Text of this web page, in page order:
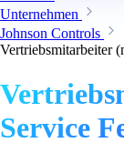
Unternehmen
Johnson Controls
Vertriebsmitarbeiter
Service